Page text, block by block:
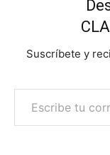
Suscríbete y
Escribe tu correo electrónico…